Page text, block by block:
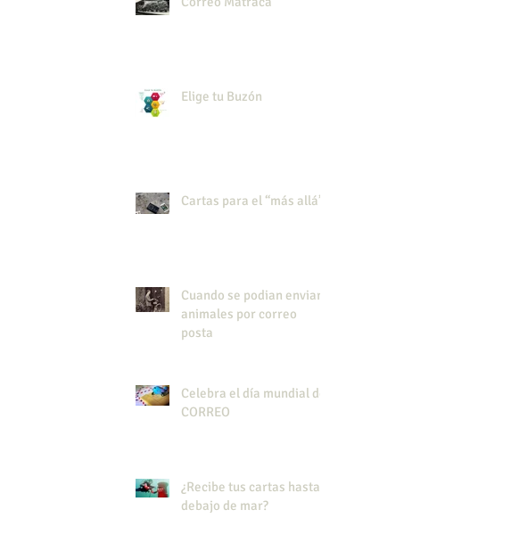
Elige tu Buzón
Cartas para el “más allá”
Cuando se podian enviar
animales por correo
posta
Celebra el día mundial del
CORREO
¿Recibe tus cartas hasta
debajo de mar?